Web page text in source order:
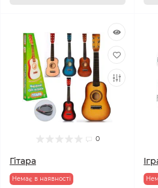
0
Гітара
Немає в наявності